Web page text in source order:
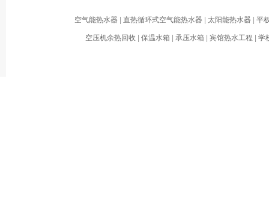
空气能热水器 直热循环式空气能热水器 太阳能热水器 平
空压机余热回收 保温水箱 承压水箱 宾馆热水工程 学